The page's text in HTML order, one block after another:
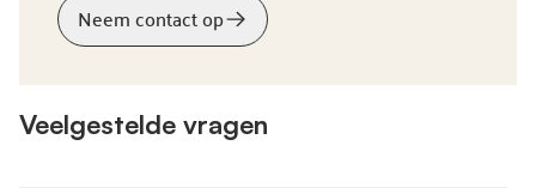
Neem contact op
Veelgestelde vragen